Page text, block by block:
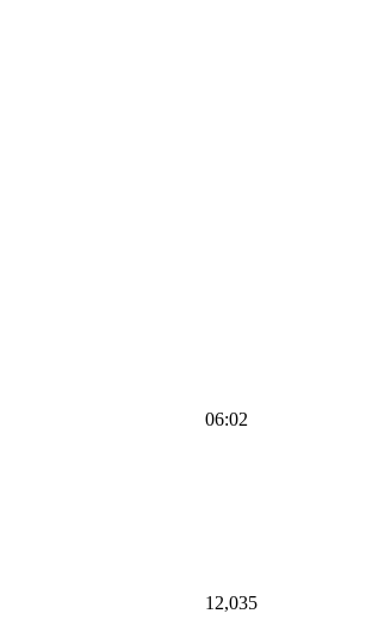
06:02
12,035